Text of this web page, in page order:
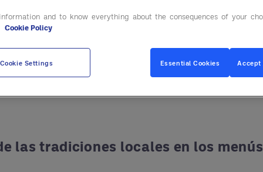
para los restaurantes que desean
con el territorio.
para las empresas del sector
y sostenible, adaptado a las
ofreciéndote las herramientas necesarias
las tradiciones locales en los menús
and to know everything about the consequences of your
Cookie Policy
Cookie Settings Essential Cookies Accept